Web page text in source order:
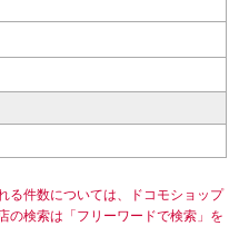
る件数については、ドコモショップ
の検索は「フリーワードで検索」を